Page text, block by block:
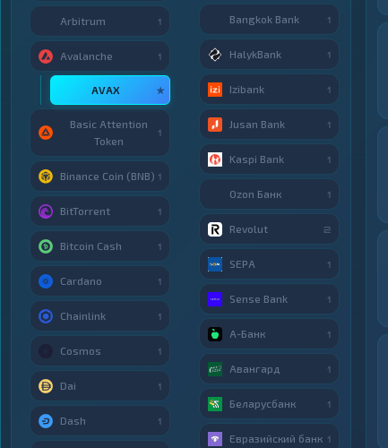
Arbitrum 1
Avalanche 1
AVAX ★
Basic Attention
Token
1
Binance Coin (BNB) 1
BitTorrent 1
Bitcoin Cash 1
Cardano 1
Chainlink 1
Cosmos 1
Dai 1
Dash 1
Bangkok Bank 1
HalykBank 1
Izibank 1
Jusan Bank 1
Kaspi Bank 1
Ozon Банк 1
Revolut 2
SEPA 1
Sense Bank 1
А-Банк 1
Авангард 1
Беларусбанк 1
Евразийский банк 1